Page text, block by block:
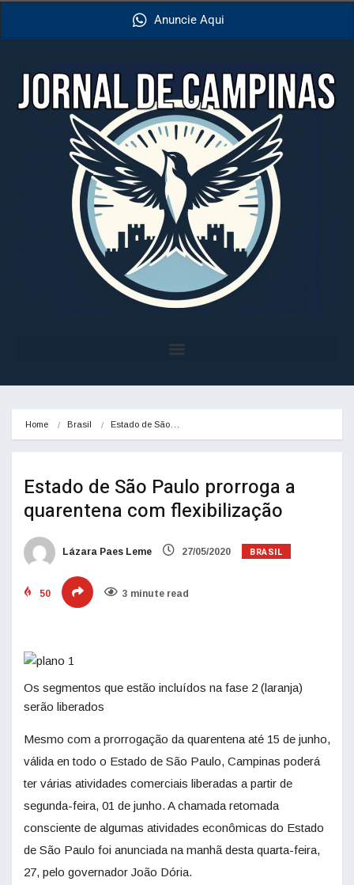
Anuncie Aqui
Home Brasil Estado de São…
Estado de São Paulo prorroga a
quarentena com flexibilização
Lázara Paes Leme 27/05/2020 BRASIL
50 3 minute read
Os segmentos que estão incluídos na fase 2 (laranja)
serão liberados
Mesmo com a prorrogação da quarentena até 15 de junho,
válida en todo o Estado de São Paulo, Campinas poderá
ter várias atividades comerciais liberadas a partir de
segunda-feira, 01 de junho. A chamada retomada
consciente de algumas atividades econômicas do Estado
de São Paulo foi anunciada na manhã desta quarta-feira,
27, pelo governador João Dória.